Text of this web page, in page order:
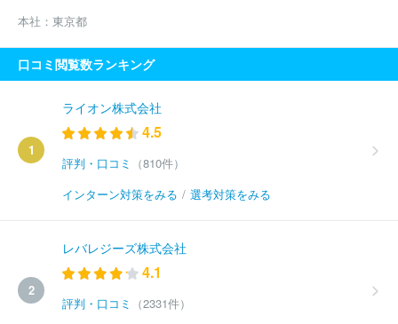
本社： 東京都
口コミ閲覧数ランキング
1
ライオン株式会社
4.5
評判・口コミ
（810件）
インターン対策をみる / 選考対策をみる
2
レバレジーズ株式会社
4.1
評判・口コミ
（2331件）